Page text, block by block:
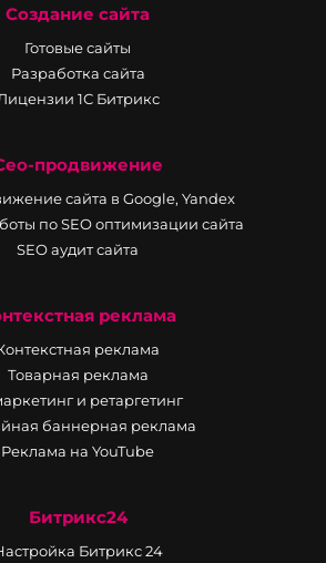
Создание сайта
Готовые сайты
Разработка сайта
1С Битрикс
продвижение
сайта в Google, Yandex
по SEO оптимизации сайта
SEO аудит сайта
реклама
реклама
Товарная реклама
и ретаргетинг
баннерная реклама
Реклама на YouTube
Битрикс24
Битрикс 24